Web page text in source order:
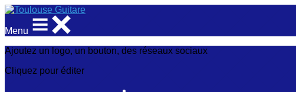
Menu
Ajoutez un logo, un bouton, des réseaux sociaux
Cliquez pour éditer